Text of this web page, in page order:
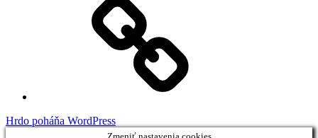
Hrdo poháňa WordPress
Zmeniť nastavenia cookies